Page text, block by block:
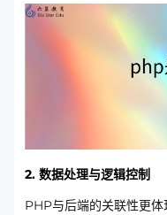
2. 数据处理与逻辑控制
PHP与后端的关联性更体